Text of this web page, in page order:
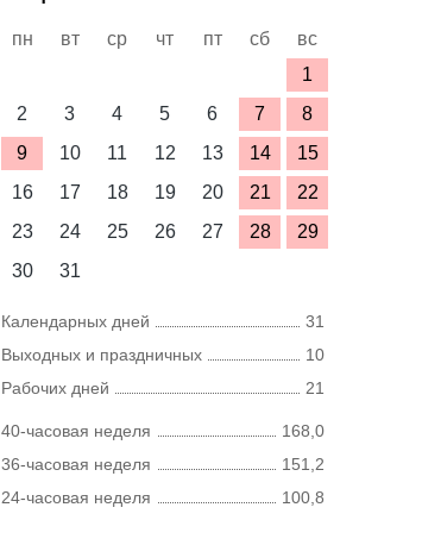
пн вт ср чт пт сб
вс
1
2
3 4 5 6 7
8
9
10 11 12 13 14
15
16
17 18 19 20 21
22
23
24 25 26 27 28
29
30
31
Календарных дней
31
Выходных и праздничных
10
Рабочих дней
21
40-часовая неделя
168,0
36-часовая неделя
151,2
24-часовая неделя
100,8